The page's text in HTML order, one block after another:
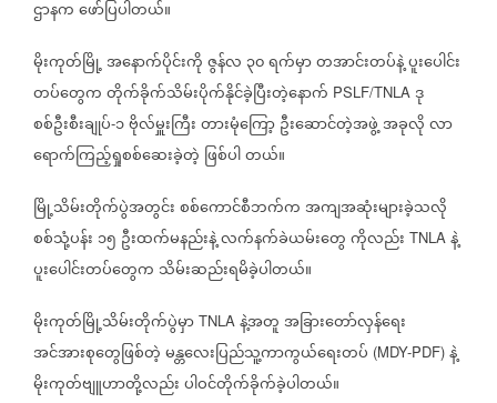
ဌာနကဖော်ပြပါတယ်။
မိုးကုတ်မြို့အနောက်ပိုင်းကိုဇွန်လ ၃၀ရက်မှာတအာင်းတပ်နဲ့ပူးပေါင်း
တပ်တွေကတိုက်ခိုက်သိမ်းပိုက်နိုင်ခဲ့ပြီးတဲ့နောက် PSLF/TNLA ဒု
စစ်ဦးစီးချုပ်-၁ဗိုလ်မှူးကြီးတားမုံကြော့ဦးဆောင်တဲ့အဖွဲ့အခုလိုလာ
ရောက်ကြည့်ရှုစစ်ဆေးခဲ့တဲ့ ဖြစ်ပါတယ်။
မြို့သိမ်းတိုက်ပွဲအတွင်းစစ်ကောင်စီဘက်ကအကျအဆုံးများခဲ့သလို
စစ်သုံ့ပန်း ၁၅ ဦးထက်မနည်းနဲ့လက်နက်ခဲယမ်းတွေကိုလည်း TNLA နဲ့
ပူးပေါင်းတပ်တွေက သိမ်းဆည်းရမိခဲ့ပါတယ်။
မိုးကုတ်မြို့သိမ်းတိုက်ပွဲမှာ TNLA နဲ့အတူအခြားတော်လှန်ရေး
အင်အားစုတွေဖြစ်တဲ့မန္တလေးပြည်သူ့ကာကွယ်ရေးတပ် (MDY-PDF) နဲ့
မိုးကုတ်ဗျူဟာတို့လည်းပါဝင်တိုက်ခိုက်ခဲ့ပါတယ်။